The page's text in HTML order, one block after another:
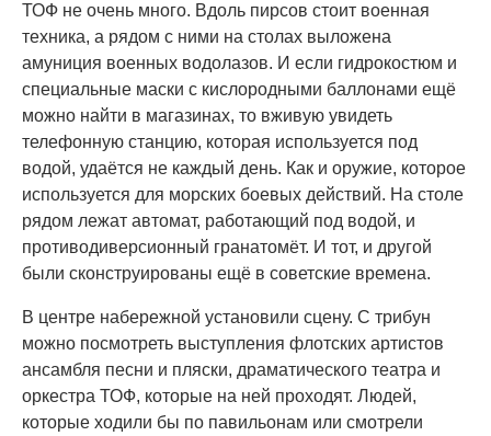
ТОФ не очень много. Вдоль пирсов стоит военная
техника, а рядом с ними на столах выложена
амуниция военных водолазов. И если гидрокостюм и
специальные маски с кислородными баллонами ещё
можно найти в магазинах, то вживую увидеть
телефонную станцию, которая используется под
водой, удаётся не каждый день. Как и оружие, которое
используется для морских боевых действий. На столе
рядом лежат автомат, работающий под водой, и
противодиверсионный гранатомёт. И тот, и другой
были сконструированы ещё в советские времена.
В центре набережной установили сцену. С трибун
можно посмотреть выступления флотских артистов
ансамбля песни и пляски, драматического театра и
оркестра ТОФ, которые на ней проходят. Людей,
которые ходили бы по павильонам или смотрели